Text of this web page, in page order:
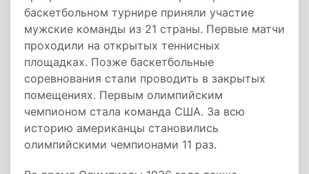
баскетбольном турнире приняли участие
мужские команды из 21 страны. Первые матчи
проходили на открытых теннисных
площадках. Позже баскетбольные
соревнования стали проводить в закрытых
помещениях. Первым олимпийским
чемпионом стала команда США. За всю
историю американцы становились
олимпийскими чемпионами 11 раз.